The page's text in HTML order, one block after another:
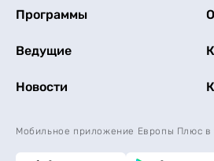
Программы
Ведущие
Новости
Мобильное приложение Европы Плюс в